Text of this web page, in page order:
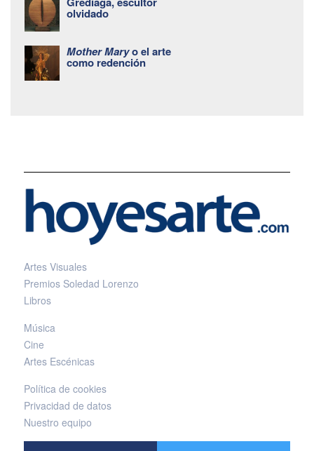
olvidado
Mother Maryo el arte
como redención
Artes Visuales
Premios Soledad Lorenzo
Libros
Música
Cine
Artes Escénicas
Política de cookies
Privacidad de datos
Nuestro equipo